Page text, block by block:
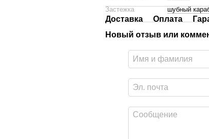
Застежка
шубный
Доставка Оплата
Новый отзыв или